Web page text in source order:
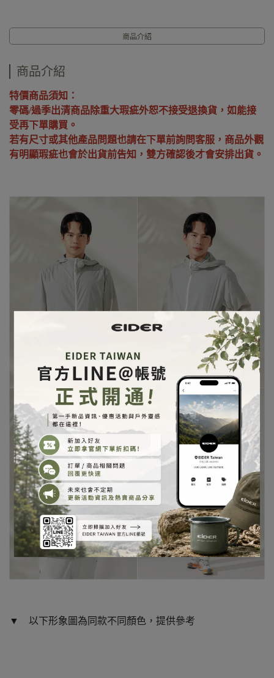
商品介紹
商品介紹
特價商品須知：
零碼/過季出清商品除重大瑕疵外恕不接受退換貨，如能接
受再下單購買。
若有尺寸或其他產品問題也請在下單前詢問客服，商品外觀
有明顯瑕疵也會於出貨前告知，雙方確認後才會安排出貨。
▼ 以下形象圖為同款不同顏色，提供參考